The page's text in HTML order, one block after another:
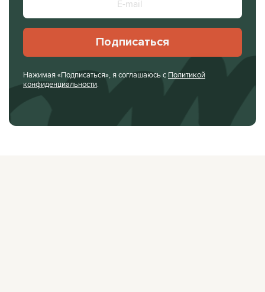
Подписаться
Нажимая «Подписаться», я соглашаюсь с Политикой
конфиденциальности.